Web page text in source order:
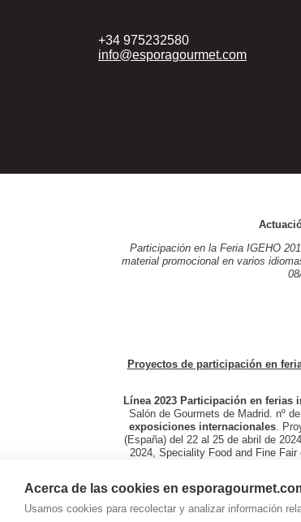
Acerca de las cookies en
Usamos cookies para recolectar y analizar información
+34 975232580
info@esporagourmet.com
Participación en la Feria IGEHO
material promocional en varios
Proyectos de participación en
Línea 2023 Participación en ferias
Salón de Gourmets de Madrid. nº
exposiciones internacionales.
(España) del 22 al 25 de abril de
2024, Speciality Food and Fine